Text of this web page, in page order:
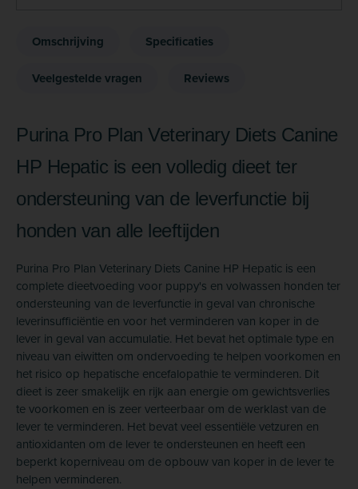
Omschrijving Specificaties
Veelgestelde vragen Reviews
Purina Pro Plan Veterinary Diets Canine
HP Hepatic is een volledig dieet ter
ondersteuning van de leverfunctie bij
honden van alle leeftijden
Purina Pro Plan Veterinary Diets Canine HP Hepatic is een
complete dieetvoeding voor puppy's en volwassen honden ter
ondersteuning van de leverfunctie in geval van chronische
leverinsufficiëntie en voor het verminderen van koper in de
lever in geval van accumulatie. Het bevat het optimale type en
niveau van eiwitten om ondervoeding te helpen voorkomen en
het risico op hepatische encefalopathie te verminderen. Dit
dieet is zeer smakelijk en rijk aan energie om gewichtsverlies
te voorkomen en is zeer verteerbaar om de werklast van de
lever te verminderen. Het bevat veel essentiële vetzuren en
antioxidanten om de lever te ondersteunen en heeft een
beperkt koperniveau om de opbouw van koper in de lever te
helpen verminderen.